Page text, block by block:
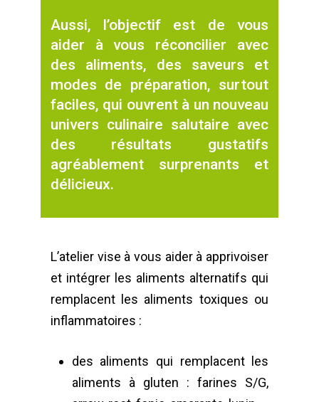
Aussi, l’objectif est de vous
aider à vous réconcilier avec
des aliments, des saveurs et
modes de préparation, surtout
faciles, qui ouvrent à un nouveau
univers culinaire salutaire avec
des résultats gustatifs
agréablement surprenants et
délicieux.
L’atelier vise à vous aider à apprivoiser
et intégrer les aliments alternatifs qui
remplacent les aliments toxiques ou
inflammatoires :
des aliments qui remplacent les
aliments à gluten : farines S/G,